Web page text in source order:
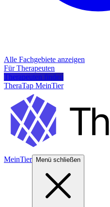
Alle Fachgebiete anzeigen
Für Therapeuten
Therapeuten finden
TheraTap MeinTier
MeinTier Menü schließen